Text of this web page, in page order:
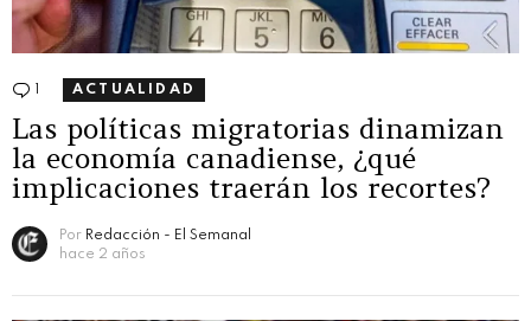
Comentario
ACTUALIDAD
Las políticas migratorias dinamizan
la economía canadiense, ¿qué
implicaciones traerán los recortes?
Por Redacción - El Semanal
hace 2 años